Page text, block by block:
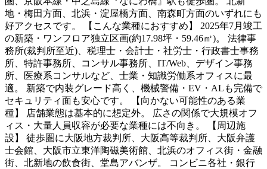
地・梅田方面、北浜・淀屋橋方面、南森町方面のいずれにも
好アクセスです。 【こんな業種におすすめ】 2025年7月竣工
の新築・ワンフロア独立区画(約17.98坪・59.46㎡)。 法律事
務所(裁判所至近)、税理士・会計士・社労士・行政書士事務
所、特許事務所、コンサル事務所、IT/Web、デザイン事務
所、医療系コンサルなど、士業・知識労働系オフィスに最
適。 新築で内装グレード高く、機械警備・EV・ALも完備で
セキュリティ面も安心です。 【向かない可能性のある業
種】 店舗業態は基本的に想定外。 広さの関係で大規模オフ
ィス・大量人員収容が必要な業種には不向き。 【周辺施
設】 徒歩圏に大阪地方裁判所、大阪高等裁判所、大阪弁護
士会館、大阪市立東洋陶磁美術館、北浜のオフィス街・金融
街、北新地の飲食街、堂島アバンザ。 コンビニ各社・銀行